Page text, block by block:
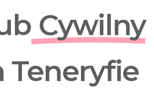
Ślub
Cywilny
Teneryfie